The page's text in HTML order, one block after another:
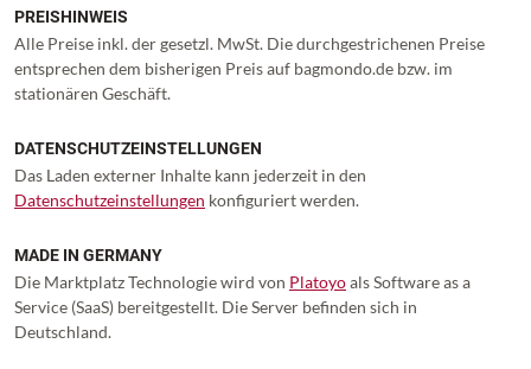
PREISHINWEIS
Alle Preise inkl. der gesetzl. MwSt. Die durchgestrichenen Preise
entsprechen dem bisherigen Preis auf bagmondo.de bzw. im
stationären Geschäft.
DATENSCHUTZEINSTELLUNGEN
Das Laden externer Inhalte kann jederzeit in den
Datenschutzeinstellungen konfiguriert werden.
MADE IN GERMANY
Die Marktplatz Technologie wird von Platoyoals Software as a
Service (SaaS) bereitgestellt. Die Server befinden sich in
Deutschland.